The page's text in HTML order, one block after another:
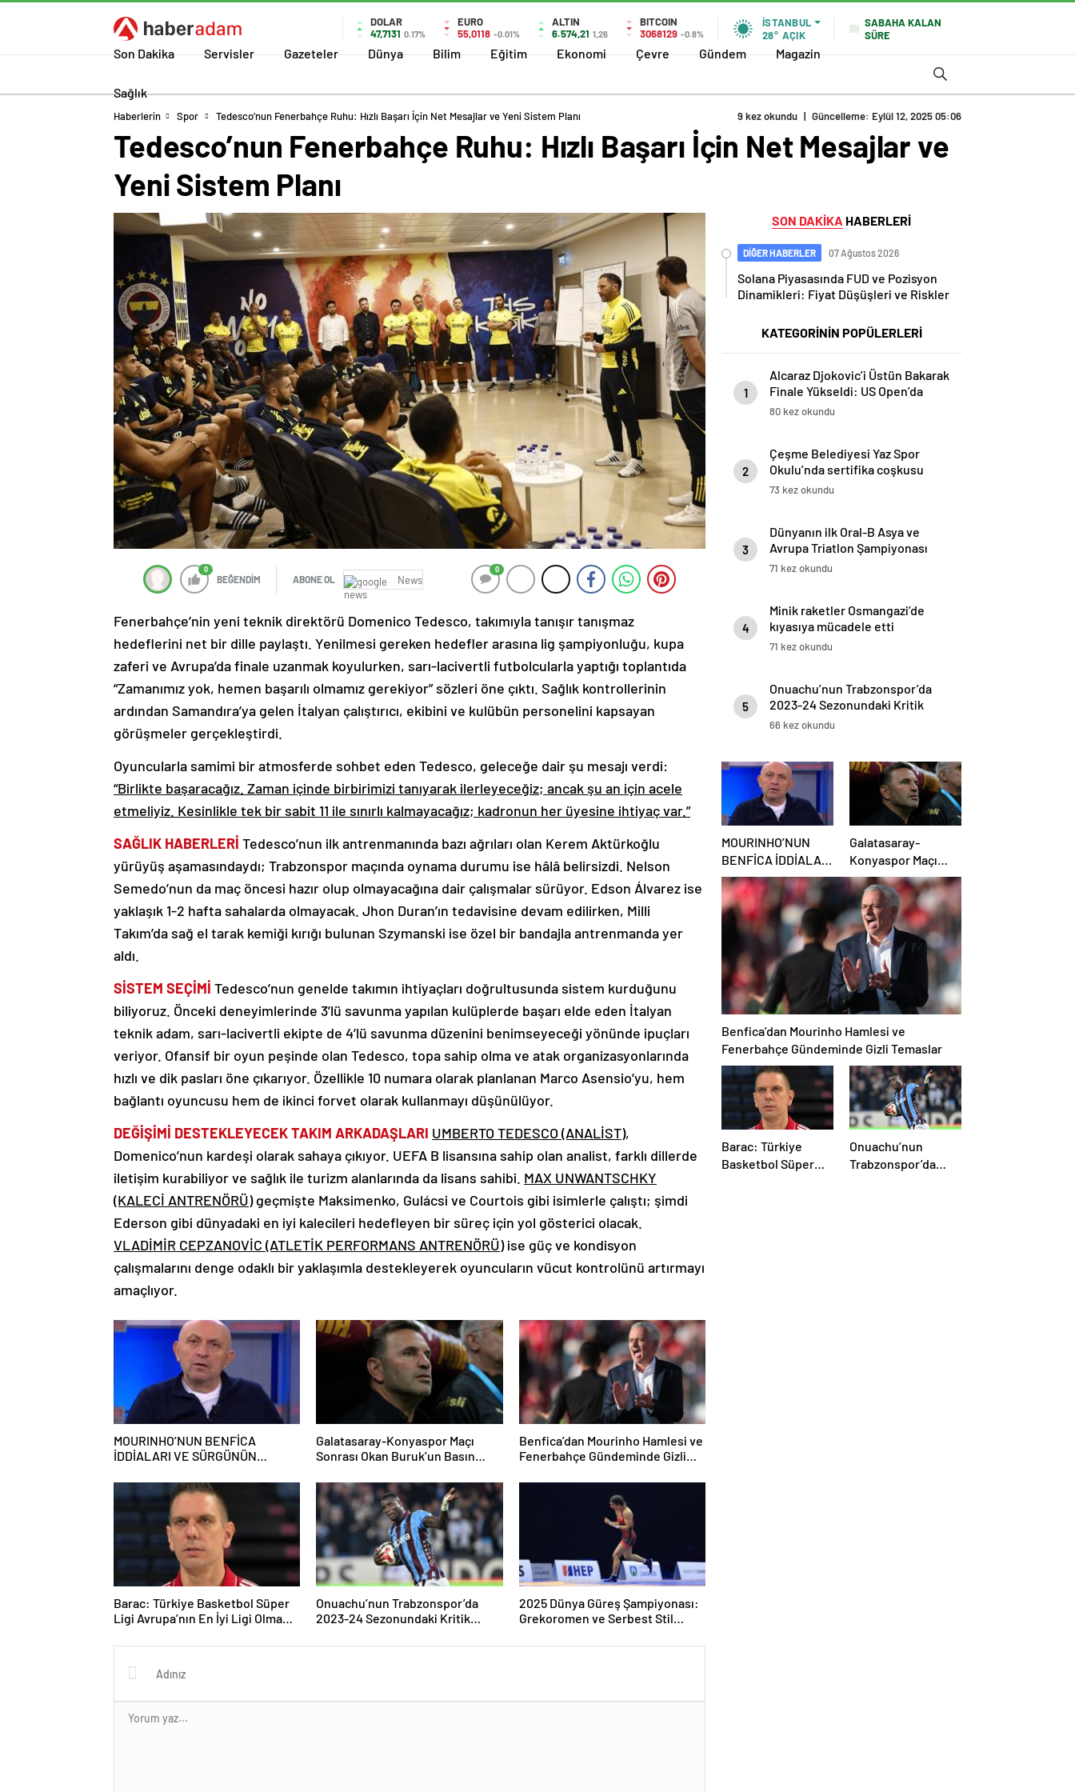
DOLAR
47,7131 0.17%
EURO
55,0118 -0.01%
ALTIN
6.574,21 1,26
BITCOIN
3068129 -0.8%
İSTANBUL
28° AÇIK
SABAHA KALAN
SÜRE
Son Dakika Servisler Gazeteler Dünya Bilim Eğitim Ekonomi Çevre Gündem Magazin
Sağlık
Haberlerin Spor Tedesco’nun Fenerbahçe Ruhu: Hızlı Başarı İçin Net Mesajlar ve Yeni Sistem Planı 9 kez okundu | Güncelleme: Eylül 12, 2025 05:06
Tedesco’nun Fenerbahçe Ruhu: Hızlı Başarı İçin Net Mesajlar ve
Yeni Sistem Planı
0
BEĞENDİM ABONE OL News
0
Fenerbahçe’nin yeni teknik direktörü Domenico Tedesco, takımıyla tanışır tanışmaz
hedeflerini net bir dille paylaştı. Yenilmesi gereken hedefler arasına lig şampiyonluğu, kupa
zaferi ve Avrupa’da finale uzanmak koyulurken, sarı-lacivertli futbolcularla yaptığı toplantıda
“Zamanımız yok, hemen başarılı olmamız gerekiyor” sözleri öne çıktı. Sağlık kontrollerinin
ardından Samandıra’ya gelen İtalyan çalıştırıcı, ekibini ve kulübün personelini kapsayan
görüşmeler gerçekleştirdi.
Oyuncularla samimi bir atmosferde sohbet eden Tedesco, geleceğe dair şu mesajı verdi:
“Birlikte başaracağız. Zaman içinde birbirimizi tanıyarak ilerleyeceğiz; ancak şu an için acele
etmeliyiz. Kesinlikle tek bir sabit 11 ile sınırlı kalmayacağız; kadronun her üyesine ihtiyaç var.”
SAĞLIK HABERLERİ Tedesco’nun ilk antrenmanında bazı ağrıları olan Kerem Aktürkoğlu
yürüyüş aşamasındaydı; Trabzonspor maçında oynama durumu ise hâlâ belirsizdi. Nelson
Semedo’nun da maç öncesi hazır olup olmayacağına dair çalışmalar sürüyor. Edson Álvarez ise
yaklaşık 1-2 hafta sahalarda olmayacak. Jhon Duran’ın tedavisine devam edilirken, Milli
Takım’da sağ el tarak kemiği kırığı bulunan Szymanski ise özel bir bandajla antrenmanda yer
aldı.
SİSTEM SEÇİMİ Tedesco’nun genelde takımın ihtiyaçları doğrultusunda sistem kurduğunu
biliyoruz. Önceki deneyimlerinde 3’lü savunma yapılan kulüplerde başarı elde eden İtalyan
teknik adam, sarı-lacivertli ekipte de 4’lü savunma düzenini benimseyeceği yönünde ipuçları
veriyor. Ofansif bir oyun peşinde olan Tedesco, topa sahip olma ve atak organizasyonlarında
hızlı ve dik pasları öne çıkarıyor. Özellikle 10 numara olarak planlanan Marco Asensio’yu, hem
bağlantı oyuncusu hem de ikinci forvet olarak kullanmayı düşünülüyor.
DEĞİŞİMİ DESTEKLEYECEK TAKIM ARKADAŞLARI UMBERTO TEDESCO (ANALİST),
Domenico’nun kardeşi olarak sahaya çıkıyor. UEFA B lisansına sahip olan analist, farklı dillerde
iletişim kurabiliyor ve sağlık ile turizm alanlarında da lisans sahibi. MAX UNWANTSCHKY
(KALECİ ANTRENÖRÜ)geçmişte Maksimenko, Gulácsi ve Courtois gibi isimlerle çalıştı; şimdi
Ederson gibi dünyadaki en iyi kalecileri hedefleyen bir süreç için yol gösterici olacak.
VLADİMİR CEPZANOVİC (ATLETİK PERFORMANS ANTRENÖRÜ)ise güç ve kondisyon
çalışmalarını denge odaklı bir yaklaşımla destekleyerek oyuncuların vücut kontrolünü artırmayı
amaçlıyor.
MOURINHO’NUN BENFİCA
İDDİALARI VE SÜRGÜNÜN
DÖNÜŞÜNÜN GÖRÜŞLERİ
Galatasaray-Konyaspor Maçı
Sonrası Okan Buruk’un Basın
Benfica’dan Mourinho Hamlesi ve
Fenerbahçe Gündeminde Gizli
Barac: Türkiye Basketbol Süper
Ligi Avrupa’nın En İyi Ligi Olma
Onuachu’nun Trabzonspor’da
2023-24 Sezonundaki Kritik
2025 Dünya Güreş Şampiyonası:
Grekoromen ve Serbest Stil
Şekillenen Zirve Anı
SON DAKİKA HABERLERİ
DİĞER HABERLER 07 Ağustos 2026
Solana Piyasasında FUD ve Pozisyon
Dinamikleri: Fiyat Düşüşleri ve Riskler
KATEGORİNİN POPÜLERLERİ
1
Alcaraz Djokovic’i Üstün Bakarak
Finale Yükseldi: US Open’da
Büyük Final İçin Mücadele
80 kez okundu
2
Çeşme Belediyesi Yaz Spor
Okulu’nda sertifika coşkusu
73 kez okundu
3
Dünyanın ilk Oral-B Asya ve
Avrupa Triatlon Şampiyonası
İstanbul’da yapıldı
71 kez okundu
4
Minik raketler Osmangazi’de
kıyasıya mücadele etti
71 kez okundu
5
Onuachu’nun Trabzonspor’da
2023-24 Sezonundaki Kritik
Katkısı ve Gol Başarıları
66 kez okundu
MOURINHO’NUN
BENFİCA İDDİALARI
VE SÜRGÜNÜN
ARDINDAN
FENERBAHÇE’YE
DÖNÜŞÜNÜN
GÖRÜŞLERİ
Galatasaray-
Konyaspor Maçı
Sonrası Okan
Buruk’un Basın
Toplantısı Özeti
Benfica’dan Mourinho Hamlesi ve
Fenerbahçe Gündeminde Gizli Temaslar
Barac: Türkiye
Basketbol Süper
Onuachu’nun
Trabzonspor’da